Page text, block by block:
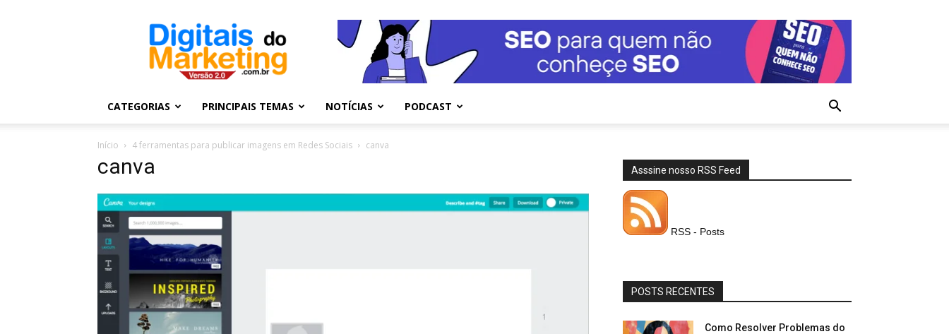
Digitais
Marketing
CATEGORIAS PRINCIPAIS TEMAS NOTÍCIAS PODCAST
Início 4 ferramentas para publicar imagens em Redes Sociais canva
canva Asssine nosso RSS Feed
RSS - Posts
POSTS RECENTES
Como Resolver Problemas do